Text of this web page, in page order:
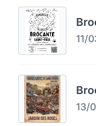
11/
13/